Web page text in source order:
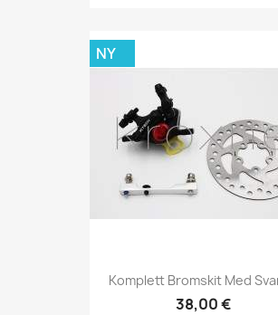
Komplett Bromskit Med
38,00 €
NY